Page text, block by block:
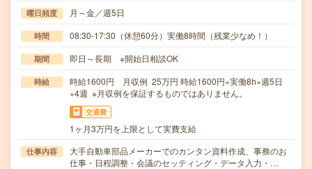
曜日頻度 月～金／週5日
時間 08:30-17:30（休憩60分）実働8時間（残業少なめ！）
期間 即日～長期 ※開始日相談OK
時給
時給1600円 月収例 25万円 時給1600円×実働8h×週5日
×4週 ※月収例を保証するものではありません。
交通費
1ヶ月3万円を上限として実費支給
仕事内容
大手自動車部品メーカーでのカンタン資料作成、事務のお
仕事・日程調整・会議のセッティング・データ入力・…